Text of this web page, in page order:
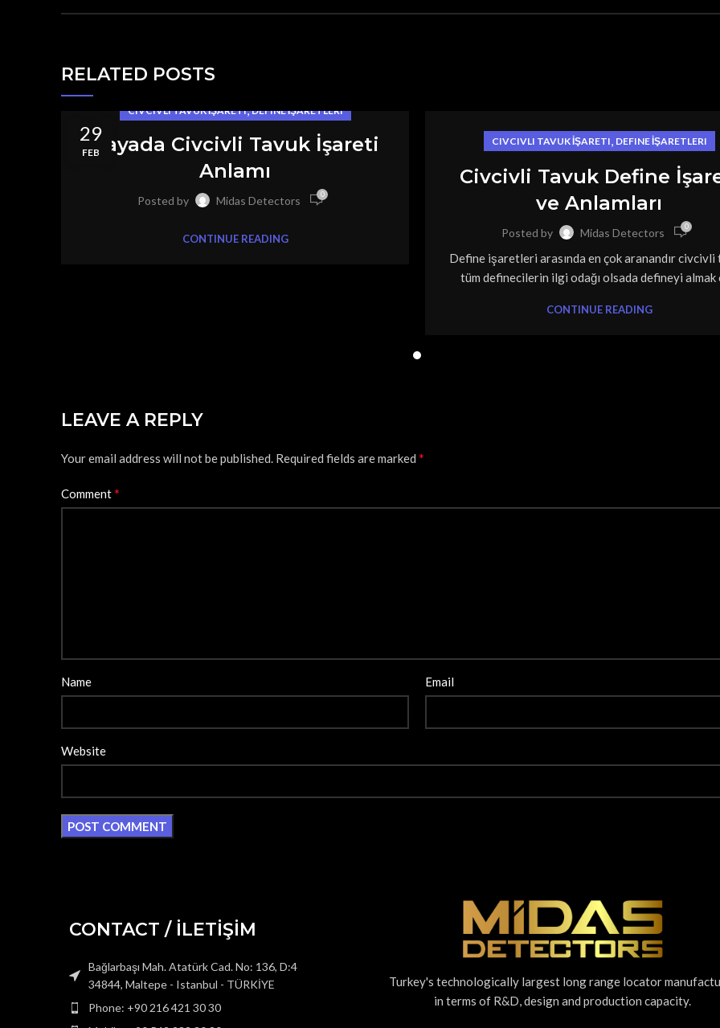
RELATED POSTS
29
FEB
CIVCIVLI TAVUK İŞARETI,DEFINE İŞARETLERI
Kayada Civcivli Tavuk İşareti
Anlamı
Posted by Midas Detectors 0
CONTINUE READING
CIVCIVLI TAVUK İŞARETI, DEFINE İŞARETLERI
Civcivli Tavuk Define
ve Anlamları
Posted by Midas Detectors 0
Define işaretleri arasında en çok aranandır civcivli
tüm definecilerin ilgi odağı olsada defineyi almak
CONTINUE READING
LEAVE A REPLY
Your email address will not be published. Required fields are marked *
Comment*
Name Email
Website
CONTACT / İLETİŞİM
Bağlarbaşı Mah. Atatürk Cad. No: 136, D:4
34844, Maltepe - Istanbul - TÜRKİYE
Phone: +90 216 421 30 30
Turkey's technologically largest long range locator
in terms of R&D, design and production capacity.